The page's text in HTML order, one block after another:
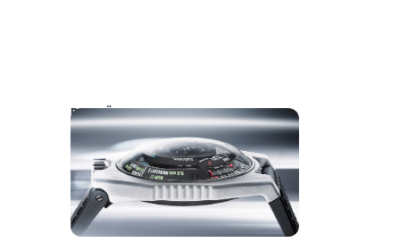
DAS KÖNNTE SIE AUCH INTERESSIEREN: